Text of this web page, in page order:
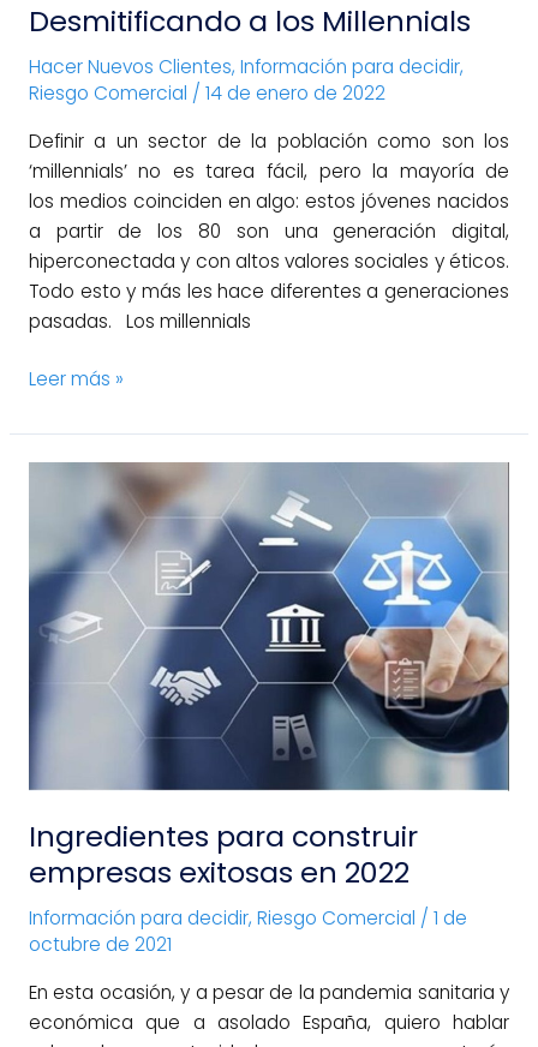
Desmitificando a los Millennials
Hacer Nuevos Clientes, Información para decidir,
Riesgo Comercial / 14 de enero de 2022
Definir a un sector de la población como son los
‘millennials’ no es tarea fácil, pero la mayoría de
los medios coinciden en algo: estos jóvenes nacidos
a partir de los 80 son una generación digital,
hiperconectada y con altos valores sociales y éticos.
Todo esto y más les hace diferentes a generaciones
pasadas. Los millennials
Leer más »
Ingredientes para construir
empresas exitosas en 2022
Información para decidir, Riesgo Comercial / 1 de
octubre de 2021
En esta ocasión, y a pesar de la pandemia sanitaria y
económica que a asolado España, quiero hablar
Ingredientes
empresas
exitosas
en